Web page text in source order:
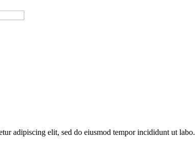
adipiscing elit, sed do eiusmod tempor incididunt ut labo.